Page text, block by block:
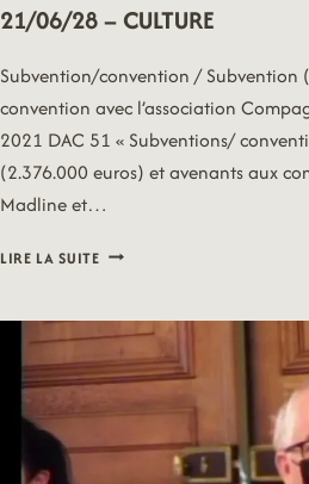
21/06/28 – CULTURE
Subvention/convention / Subvention
convention avec l’association
2021 DAC 51 « Subventions/
(2.376.000 euros) et avenants aux
Madline et…
LIRE LA SUITE21/06/28